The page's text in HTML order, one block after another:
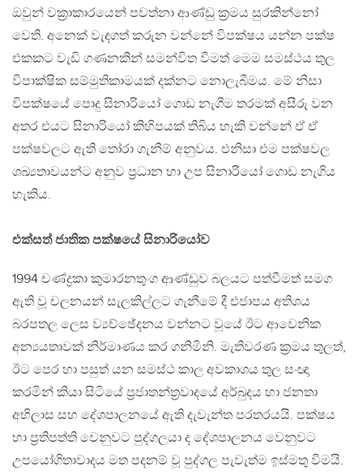
ඔවුන් වක්‍රාකාරයෙන් පවත්නා ආණ්ඩු ක්‍රමය සුරකින්නෝ
වෙති. අනෙක් වැදගත් කරුන වන්නේ විපක්ෂය යන්න පක්ෂ
එකකට වැඩි ගණනකින් සමන්විත වීමත් මෙම සමස්ථය තුල
විපාක්ෂික සම්මුතිකාමයක් දක්නට නොලැබීමය. මේ නිසා
විපක්ෂයේ පොදු සිනාරියෝ ගොඩ නැගීම තරමක් අසීරු වන
අතර එයට සිනාරියෝ කිහිපයක් තිබිය හැකි වන්නේ ඒ ඒ
පක්ෂවලට ඇති තෝරා ගැනීම් අනුවය. එනිසා එම පක්ෂවල
ශඛ්‍යතාවයන්ට අනුව ප්‍රධාන හා උප සිනාරියෝ ගොඩ නැගිය
හැකිය.
එක්සත් ජාතික පක්ෂයේ සිනාරියෝව
1994 චණ්ද්‍රකා කුමාරනතුංග ආණ්ඩුව බලයට පත්වීමත් සමග
ඇති වූ චලනයන් සැලකිල්ලට ගැනීමේ දී එජාපය අතිශය
බරපතල ලෙස ව්‍යච්ඡේදනය වන්නට වූයේ ඊට ආවෙනික
අන්‍යයතාවක් නිර්මාණය කර ගනිමිනි. මැතිවරණ ක්‍රමය තුලත්,
ඊට පෙර හා පසුත් යන සමස්ථ කාල අවකාශය තුල සංඥා
කරමින් කියා සිටියේ ප්‍රජාතන්ත්‍රවාදයේ අර්බුදය හා ජනතා
අභිලාස සහ දේශපාලනයේ ඇති දැවැන්ත පරතරයයි. පක්ෂය
හා ප්‍රතිපත්ති වෙනුවට පුද්ගලයා ද දේශපාලනය වෙනුවට
උපයෝගිතාවාදය මත පදනම් වූ පුද්ගල පැවැත්ම ඉස්මතු වීමයි.